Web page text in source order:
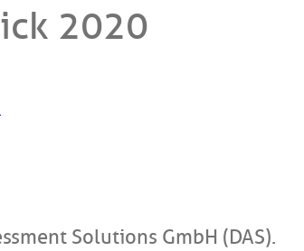
2020
Solutions GmbH (DAS).